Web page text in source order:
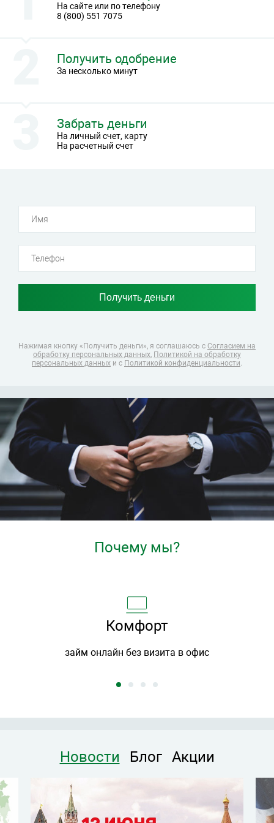
На сайте или по телефону
8 (800) 551 7075
За несколько минут
Получить одобрение
На личный счет, карту
На расчетный счет
Забрать деньги
Нажимая кнопку «Получить деньги», я соглашаюсь с Согласием на
обработку персональных данных, Политикой на обработку
персональных данных и с Политикой конфиденциальности.
Почему мы?
Комфорт
займ онлайн без визита в офис
Новости Блог Акции